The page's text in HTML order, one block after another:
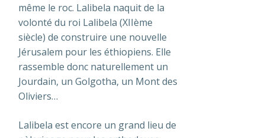
même le roc. Lalibela naquit de la
volonté du roi Lalibela (XIIème
siècle) de construire une nouvelle
Jérusalem pour les éthiopiens. Elle
rassemble donc naturellement un
Jourdain, un Golgotha, un Mont des
Oliviers…
Lalibela est encore un grand lieu de